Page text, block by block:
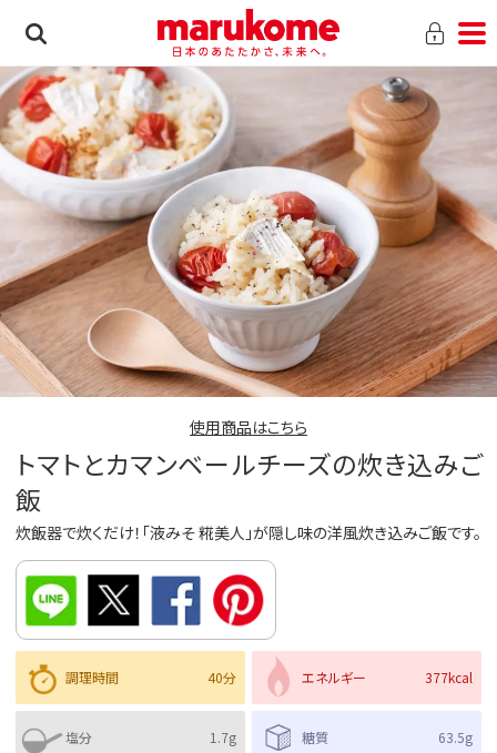
使用商品はこちら
トマトとカマンベールチーズの炊き込みご
飯
炊飯器で炊くだけ！「液みそ 糀美人」が隠し味の洋風炊き込みご飯です。
調理時間 40分 エネルギー 377kcal
塩分 1.7g 糖質 63.5g